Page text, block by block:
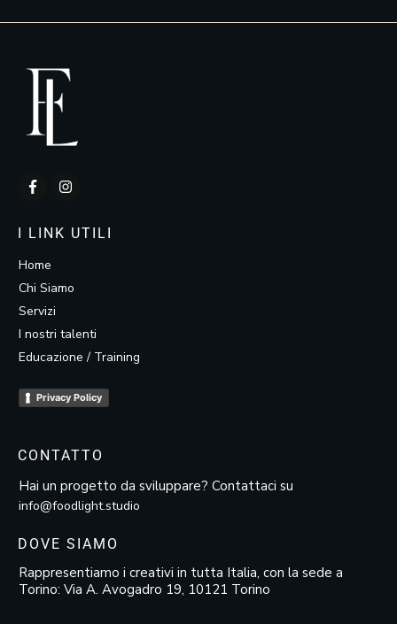
I LINK UTILI
Home
Chi Siamo
Servizi
I nostri talenti
Educazione / Training
Privacy Policy
CONTATTO
Hai un progetto da sviluppare? Contattaci su
info@foodlight.studio
DOVE SIAMO
Rappresentiamo i creativi in tutta Italia, con la sede a
Torino: Via A. Avogadro 19, 10121 Torino